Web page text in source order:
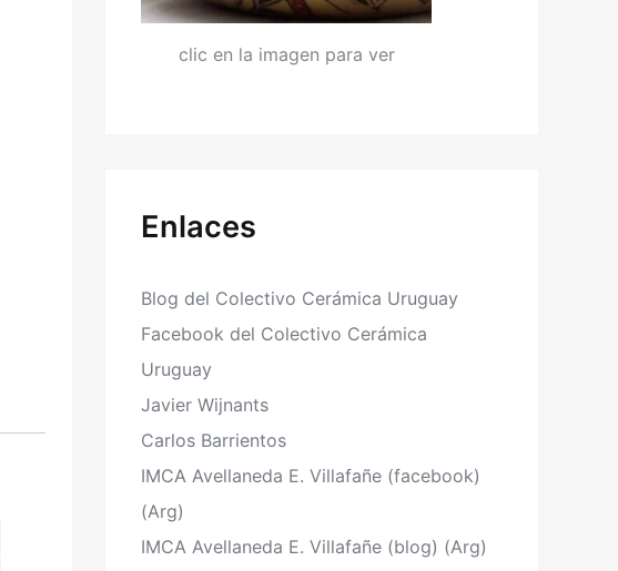
clic en la imagen para ver
Enlaces
Blog del Colectivo Cerámica Uruguay
Facebook del Colectivo Cerámica
Uruguay
Javier Wijnants
Carlos Barrientos
IMCA Avellaneda E. Villafañe (facebook)
(Arg)
IMCA Avellaneda E. Villafañe (blog) (Arg)